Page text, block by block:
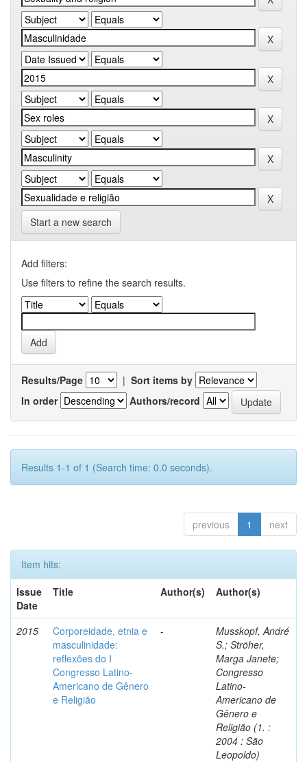
Start a new search
Add filters:
Use filters to refine the search results.
Results/Page | Sort items by
In order
Authors/record
Results 1-1 of 1 (Search time: 0.0 seconds).
previous 1 next
Item hits:
Issue
Date
Title Author(s) Author(s)
2015
Corporeidade, etnia e
masculinidade:
reflexões do I
Congresso Latino-
Americano de Gênero
e Religião
-
Musskopf, André
S.; Ströher,
Marga Janete;
Congresso
Latino-
Americano de
Gênero e
Religião (1. :
2004 : São
Leopoldo)